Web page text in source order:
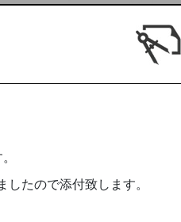
たので添付致します。